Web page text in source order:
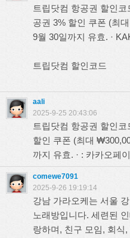
트립닷컴 항공권 할인
공권 3% 할인 쿠폰 (최
9월 30일까지 유효. ·
트립닷컴 할인코드
aali
2025-9-25 20:43:06
트립닷컴 항공권 할인
할인 쿠폰 (최대
까지 유효. · : 카카오
comewe7091
2025-9-26 19:19:14
강남 가라오케는 서울
노래방입니다. 세련된
랑하며, 친구 모임, 회